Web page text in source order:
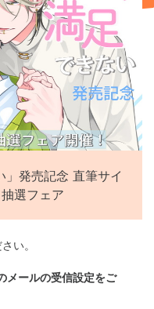
」発売記念 直筆サイ
選フェア
い。
メールの受信設定をご